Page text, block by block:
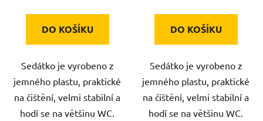
DO KOŠÍKU
Sedátko je vyrobeno z
jemného plastu, praktické
na čištění, velmi stabilní a
hodí se na většinu WC.
DO KOŠÍKU
Sedátko je vyrobeno z
jemného plastu, praktické
na čištění, velmi stabilní a
hodí se na většinu WC.